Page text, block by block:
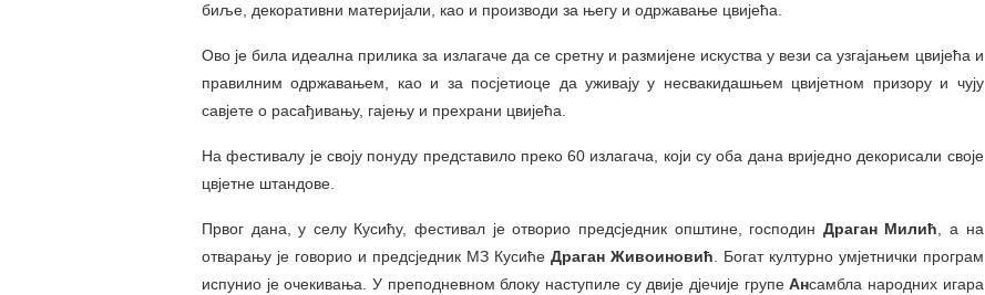
биље, декоративни материјали, као и производи за његу и одржавање цвијећа.
Ово је била идеална прилика за излагаче да се сретну и размијене искуства у вези са узгајањем цвијећа и
правилним одржавањем, као и за посјетиоце да уживају у несвакидашњем цвијетном призору и чују
савјете о расађивању, гајењу и прехрани цвијећа.
На фестивалу је своју понуду представило преко 60 излагача, који су оба дана вриједно декорисали своје
цвјетне штандове.
Првог дана, у селу Кусићу, фестивал је отворио предсједник општине, господин Драган Милић, а на
отварању је говорио и предсједник МЗ Кусиће Драган Живоиновић. Богат културно умјетнички програм
испунио је очекивања. У преподневном блоку наступиле су двије дјечије групеАнсамбла народних игара